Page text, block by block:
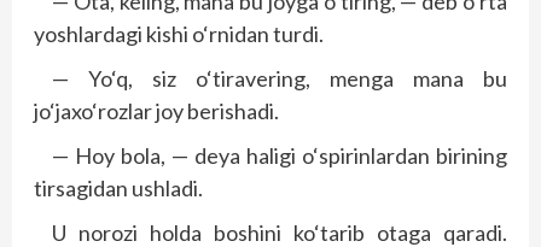
yoshlardagi kishi o‘rnidan turdi.
— Yo‘q, siz o‘tiravering, menga mana bu
jo‘jaxo‘rozlar joy berishadi.
— Hoy bola, — deya haligi o‘spirinlardan birining
tirsagidan ushladi.
U norozi holda boshini ko‘tarib otaga qaradi.